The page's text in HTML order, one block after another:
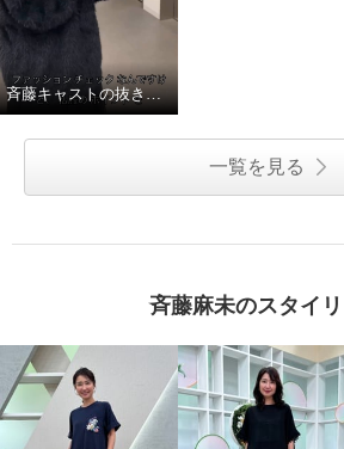
斉藤キャストの抜き打ち私服チェック
一覧を見る
斉藤麻未のスタイ